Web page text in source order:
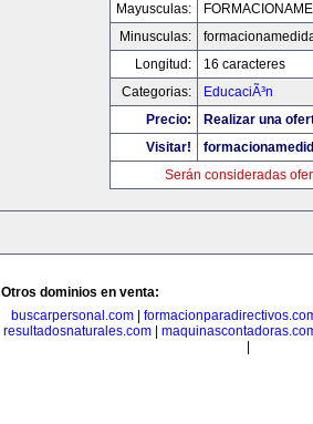
Mayusculas:
Minusculas:
Longitud:
16 caracteres
Categorias:
EducaciÃ³n
Precio:
Realizar una
Visitar!
Serán consideradas
Otros dominios en venta:
buscarpersonal.com|
resultadosnaturales.com|